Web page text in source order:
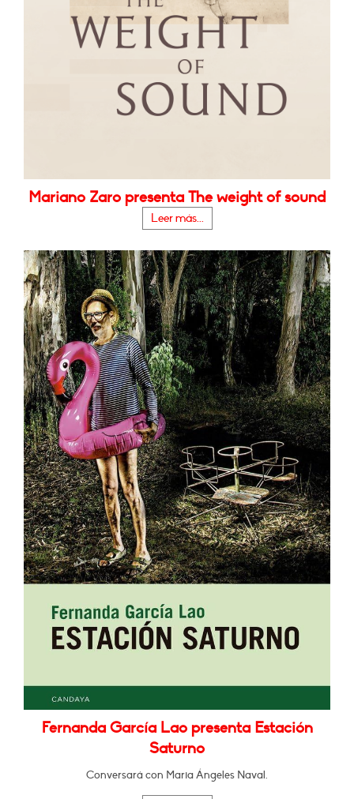
Mariano Zaro presenta The weight of sound
Leer más...
Fernanda García Lao presenta Estación
Saturno
Conversará con Maria Ángeles Naval.